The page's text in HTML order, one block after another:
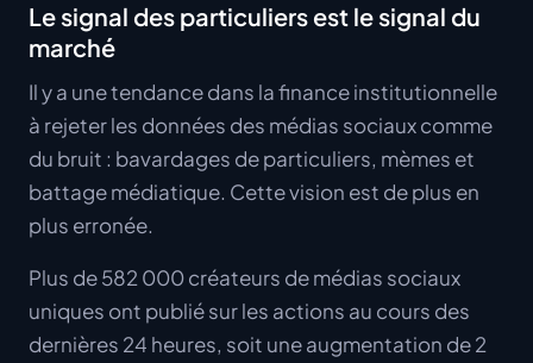
Le signal des particuliers est le signal du
marché
Il y a une tendance dans la finance institutionnelle
à rejeter les données des médias sociaux comme
du bruit : bavardages de particuliers, mèmes et
battage médiatique. Cette vision est de plus en
plus erronée.
Plus de 582 000 créateurs de médias sociaux
uniques ont publié sur les actions au cours des
dernières 24 heures, soit une augmentation de 2